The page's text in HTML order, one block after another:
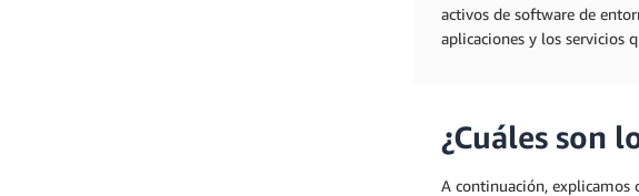
activos de software de
aplicaciones y los servicios
¿Cuáles son
A continuación, explicamos